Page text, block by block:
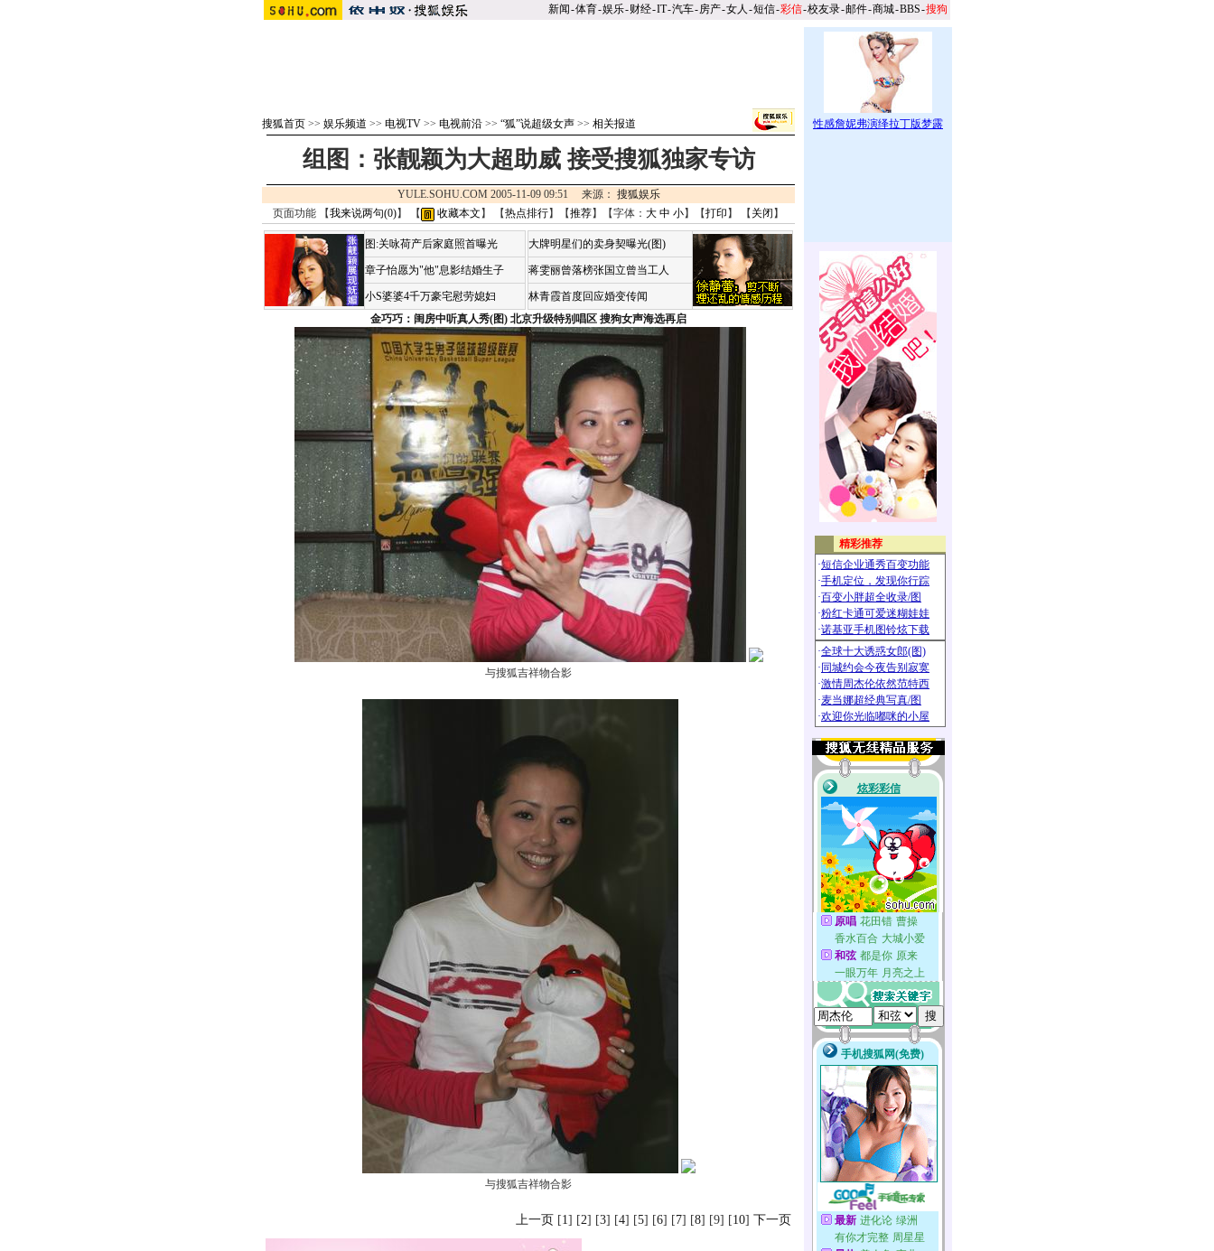
新闻-体育-娱乐-财经-IT-汽车-房产-女人 -短信-彩信-校友录-邮件-商城-BBS-搜狗
搜狐首页 >> 娱乐频道 >> 电视TV >> 电视前沿 >> “狐”说超级女声 >> 相关报道
组图：张靓颖为大超助威 接受搜狐独家专访
YULE.SOHU.COM 2005-11-09 09:51 来源： 搜狐娱乐
页面功能 【我来说两句(0)】 【 收藏本文 】 【热点排行】【推荐】【字体： 大 中 小】【打印 】 【 关闭 】
图:关咏荷产后家庭照首曝光
章子怡愿为"他"息影结婚生子
小S婆婆4千万豪宅慰劳媳妇
大牌明星们的卖身契曝光(图)
蒋雯丽曾落榜张国立曾当工人
林青霞首度回应婚变传闻
金巧巧：闺房中听真人秀(图) 北京升级特别唱区 搜狗女声海选再启
与搜狐吉祥物合影
与搜狐吉祥物合影
上一页 [1] [2] [3] [4] [5] [6] [7] [8] [9] [10] 下一页